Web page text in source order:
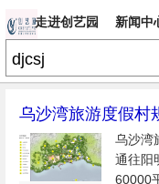
走进创艺园 新闻中
乌沙湾旅游度假村
乌沙湾
通往阳
60000